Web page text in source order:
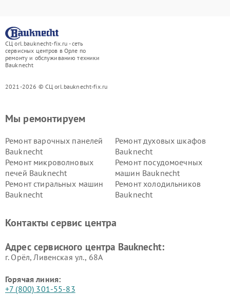
СЦ orl.bauknecht-fix.ru - сеть
сервисных центров в Орле по
ремонту и обслуживанию техники
Bauknecht
2021-2026 © СЦ orl.bauknecht-fix.ru
Мы ремонтируем
Ремонт варочных панелей
Bauknecht
Ремонт духовых шкафов
Bauknecht
Ремонт микроволновых
печей Bauknecht
Ремонт посудомоечных
машин Bauknecht
Ремонт стиральных машин
Bauknecht
Ремонт холодильников
Bauknecht
Контакты сервис центра
Адрес сервисного центра Bauknecht:
г. Орёл, Ливенская ул., 68А
Горячая линия:
+7 (800) 301-55-83